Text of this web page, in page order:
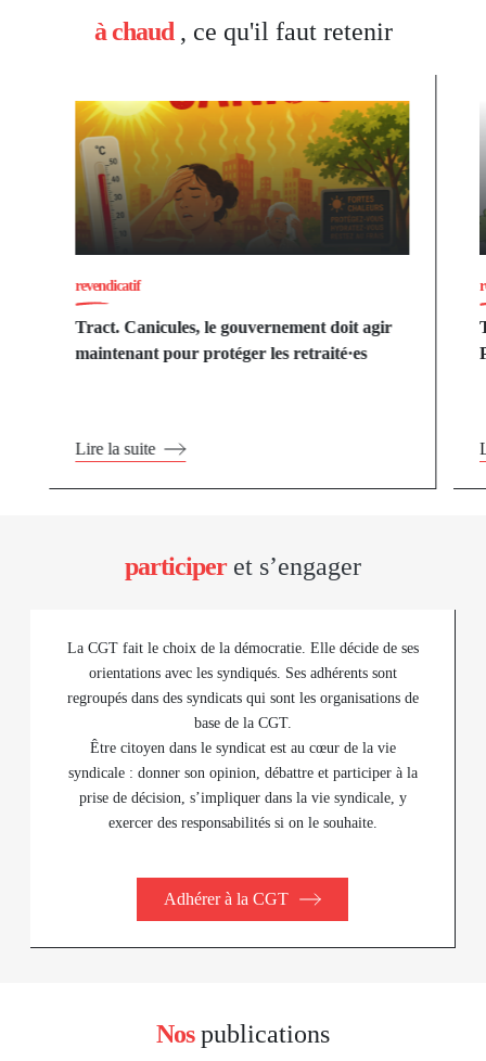
à chaud, ce qu'il faut retenir
revendicatif
Tract. Canicules, le gouvernement doit agir
maintenant pour protéger les retraité·es
Lire la suite
participeret s’engager
La CGT fait le choix de la démocratie. Elle décide de ses
orientations avec les syndiqués. Ses adhérents sont
regroupés dans des syndicats qui sont les organisations de
base de la CGT.
Être citoyen dans le syndicat est au cœur de la vie
syndicale : donner son opinion, débattre et participer à la
prise de décision, s’impliquer dans la vie syndicale, y
exercer des responsabilités si on le souhaite.
Adhérer à la CGT
block
Nospublications